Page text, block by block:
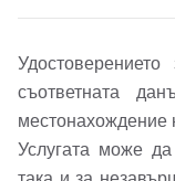
Вход
Имейл Адрес
съответната
местонахождение
Услугата може
Име*